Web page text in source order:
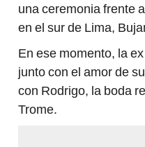
una ceremonia frente
en el sur de Lima,
En ese momento, la
junto con el amor de
con Rodrigo, la boda
Trome.